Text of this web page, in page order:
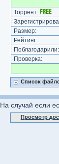
Торрент:
Размер:
Рейтинг:
Поблагодарили:
Проверка:
Список
На случай если
Просмотр